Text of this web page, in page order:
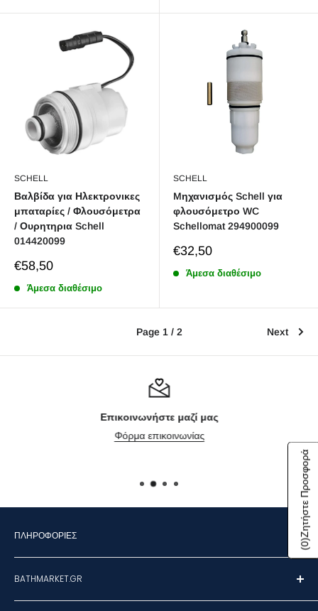
SCHELL
Βαλβίδα για Ηλεκτρονικες
μπαταρίες / Φλουσόμετρα
/ Ουρητηρια Schell
014420099
Sale
€58,50
Άμεσα διαθέσιμο
SCHELL
Mηχανισμός Schell για
φλουσόμετρο WC
Schellomat 294900099
Sale
€32,50
Άμεσα διαθέσιμο
Page 1 / 2 Next
Επικοινωνήστε μαζί μας
Φόρμα επικοινωνίας
ΠΛΗΡΟΦΟΡΊΕΣ
Επικοινωνήστε μαζί μας
Όροι χρήσης
Πολιτική αποστολών
BATHMARKET.GR
(
0
)
Ζητήστε Προσφορά